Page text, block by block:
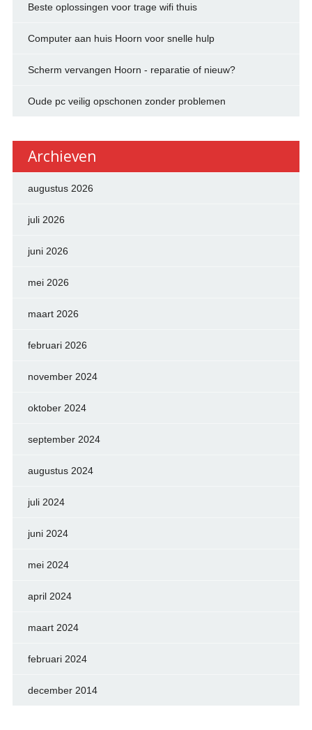
Beste oplossingen voor trage wifi thuis
Computer aan huis Hoorn voor snelle hulp
Scherm vervangen Hoorn - reparatie of nieuw?
Oude pc veilig opschonen zonder problemen
Archieven
augustus 2026
juli 2026
juni 2026
mei 2026
maart 2026
februari 2026
november 2024
oktober 2024
september 2024
augustus 2024
juli 2024
juni 2024
mei 2024
april 2024
maart 2024
februari 2024
december 2014